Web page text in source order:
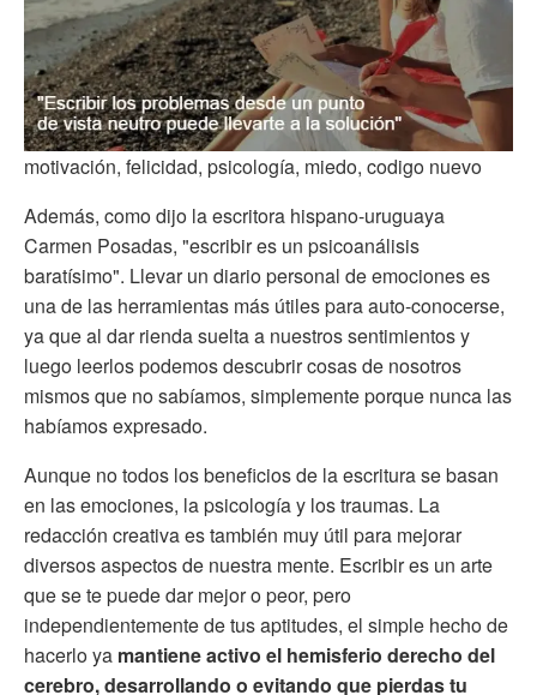
motivación, felicidad, psicología, miedo, codigo nuevo
Además, como dijo la escritora hispano-uruguaya
Carmen Posadas, "escribir es un psicoanálisis
baratísimo". Llevar un diario personal de emociones es
una de las herramientas más útiles para auto-conocerse,
ya que al dar rienda suelta a nuestros sentimientos y
luego leerlos podemos descubrir cosas de nosotros
mismos que no sabíamos, simplemente porque nunca las
habíamos expresado.
Aunque no todos los beneficios de la escritura se basan
en las emociones, la psicología y los traumas. La
redacción creativa es también muy útil para mejorar
diversos aspectos de nuestra mente. Escribir es un arte
que se te puede dar mejor o peor, pero
independientemente de tus aptitudes, el simple hecho de
hacerlo ya mantiene activo el hemisferio derecho del
cerebro, desarrollando o evitando que pierdas tu